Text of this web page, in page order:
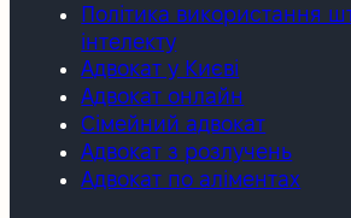
Політика використання
інтелекту
Адвокат у Києві
Адвокат онлайн
Сімейний адвокат
Адвокат з розлучень
Адвокат по аліментах